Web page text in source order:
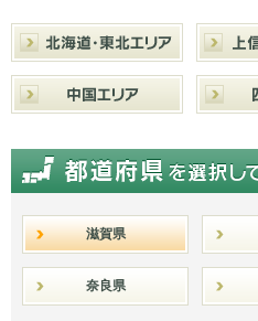
滋賀県
奈良県